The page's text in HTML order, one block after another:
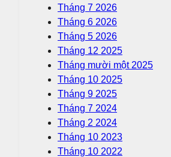
Tháng 7 2026
Tháng 6 2026
Tháng 5 2026
Tháng 12 2025
Tháng mười một 2025
Tháng 10 2025
Tháng 9 2025
Tháng 7 2024
Tháng 2 2024
Tháng 10 2023
Tháng 10 2022